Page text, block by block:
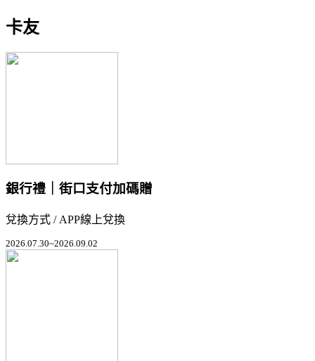
卡友
銀行禮｜街口支付加碼贈
兌換方式 / APP線上兌換
2026.07.30~2026.09.02